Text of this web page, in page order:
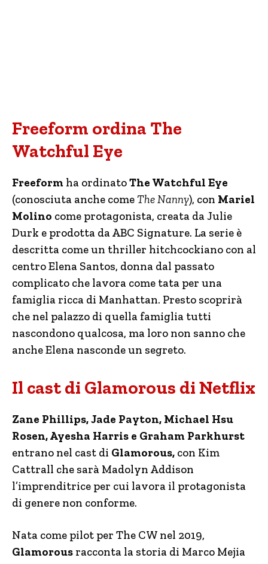
Freeform ordina The
Watchful Eye
Freeform ha ordinatoThe Watchful Eye
(conosciuta anche comeThe Nanny), con Mariel
Molino come protagonista, creata da Julie
Durk e prodotta da ABC Signature. La serie è
descritta come un thriller hitchcockiano con al
centro Elena Santos, donna dal passato
complicato che lavora come tata per una
famiglia ricca di Manhattan. Presto scoprirà
che nel palazzo di quella famiglia tutti
nascondono qualcosa, ma loro non sanno che
anche Elena nasconde un segreto.
Il cast di Glamorous di Netflix
Zane Phillips, Jade Payton, Michael Hsu
Rosen, Ayesha Harris e Graham Parkhurst
entrano nel cast di Glamorous, con Kim
Cattrall che sarà Madolyn Addison
l’imprenditrice per cui lavora il protagonista
di genere non conforme.
Nata come pilot per The CW nel 2019,
Glamorous racconta la storia di Marco Mejia